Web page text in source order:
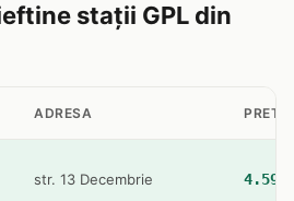
stații GPL din
ADRESA PRET
str. 13 Decembrie 4.59